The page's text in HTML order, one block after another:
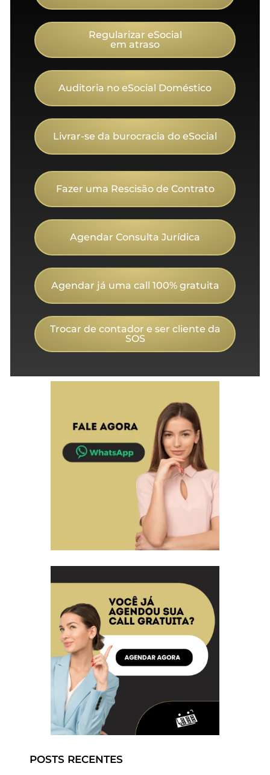
Regularizar eSocial
em atraso
Auditoria no eSocial Doméstico
Livrar-se da burocracia do eSocial
Fazer uma Rescisão de Contrato
Agendar Consulta Jurídica
Agendar já uma call 100% gratuita
Trocar de contador e ser cliente da
SOS
POSTS RECENTES